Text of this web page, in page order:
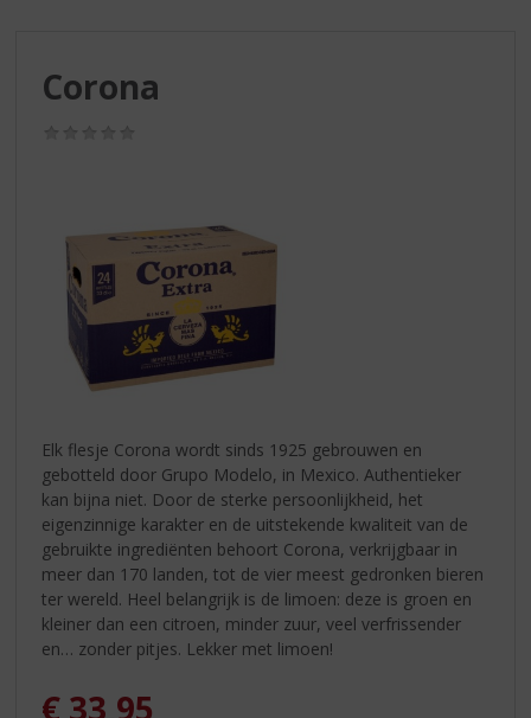
Corona
Elk flesje Corona wordt sinds 1925 gebrouwen en
gebotteld door Grupo Modelo, in Mexico. Authentieker
kan bijna niet. Door de sterke persoonlijkheid, het
eigenzinnige karakter en de uitstekende kwaliteit van de
gebruikte ingrediënten behoort Corona, verkrijgbaar in
meer dan 170 landen, tot de vier meest gedronken bieren
ter wereld. Heel belangrijk is de limoen: deze is groen en
kleiner dan een citroen, minder zuur, veel verfrissender
en… zonder pitjes. Lekker met limoen!
€ 33,95